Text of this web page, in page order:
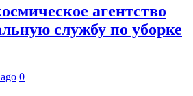
агентство
службу по уборке
0